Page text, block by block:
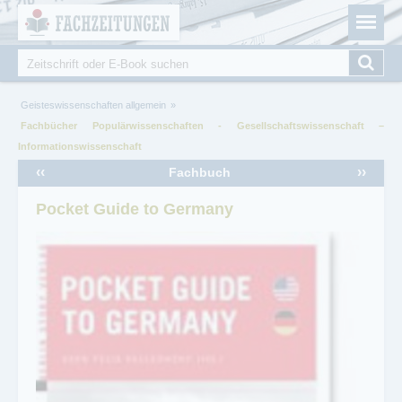
Fachzeitungen.de - Das unabhängige Portal für
Fachmagazine Fachpublikationen & eBooks
Suchformular
Suche
Sie sind hier
Geisteswissenschaften allgemein
Fachbücher Populärwissenschaften - Gesellschaftswissenschaft –
Informationswissenschaft
Fachbuch
‹‹ ››
Pocket Guide to Germany
Cookie-Einstellungen